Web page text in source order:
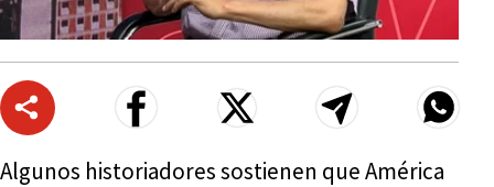
Algunos historiadores sostienen que América